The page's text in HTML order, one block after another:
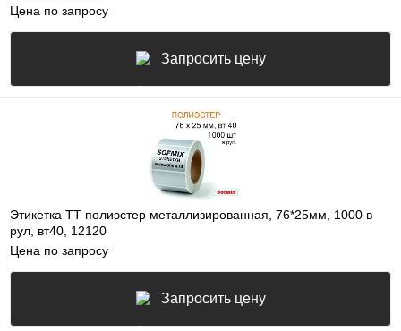
Цена по запросу
Запросить цену
Этикетка ТТ полиэстер металлизированная, 76*25мм, 1000 в
рул, вт40, 12120
Цена по запросу
Запросить цену